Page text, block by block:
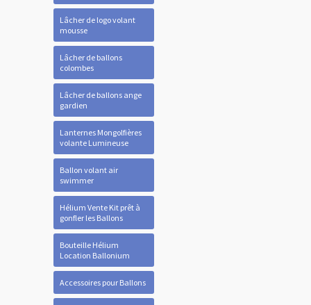
Lâcher de logo volant
mousse
Lâcher de ballons
colombes
Lâcher de ballons ange
gardien
Lanternes Mongolfières
volante Lumineuse
Ballon volant air
swimmer
Hélium Vente Kit prêt à
gonfler les Ballons
Bouteille Hélium
Location Ballonium
Accessoires pour Ballons